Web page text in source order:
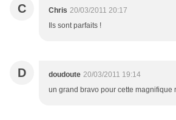
C Chris 20/03/2011 20:17
Ils sont parfaits !
D doudoute 20/03/2011 19:14
un grand bravo pour cette magnifique